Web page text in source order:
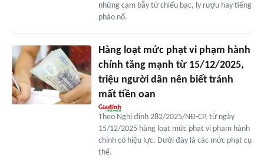
những cạm bẫy từ chiếu bạc, ly rượu hay tiếng
pháo nổ.
Hàng loạt mức phạt vi phạm hành
chính tăng mạnh từ 15/12/2025,
triệu người dân nên biết tránh
mất tiền oan
Theo Nghị định 282/2025/NĐ-CP, từ ngày
15/12/2025 hàng loạt mức phạt vi phạm hành
chính có hiệu lực. Dưới đây là các mức phạt cụ
thể.